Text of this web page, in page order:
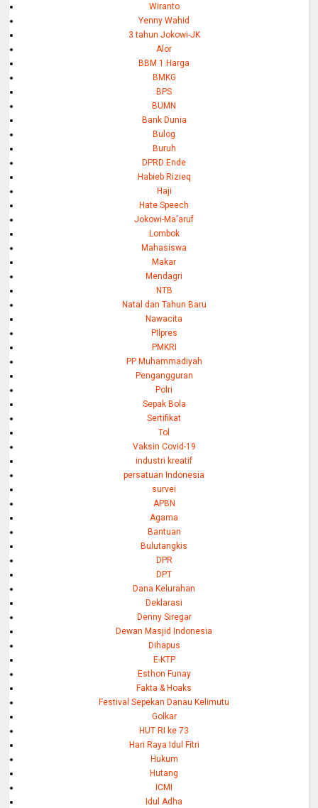
Wiranto
Yenny Wahid
3 tahun Jokowi-JK
Alor
BBM 1 Harga
BMKG
BPS
BUMN
Bank Dunia
Bulog
Buruh
DPRD Ende
Habieb Rizieq
Haji
Hate Speech
Jokowi-Ma'aruf
Lombok
Mahasiswa
Makar
Mendagri
NTB
Natal dan Tahun Baru
Nawacita
PIlpres
PMKRI
PP Muhammadiyah
Pengangguran
Polri
Sepak Bola
Sertifikat
Tol
Vaksin Covid-19
industri kreatif
persatuan Indonesia
survei
APBN
Agama
Bantuan
Bulutangkis
DPR
DPT
Dana Kelurahan
Deklarasi
Denny Siregar
Dewan Masjid Indonesia
Dihapus
E-KTP
Esthon Funay
Fakta & Hoaks
Festival Sepekan Danau Kelimutu
Golkar
HUT RI ke 73
Hari Raya Idul Fitri
Hukum
Hutang
ICMI
Idul Adha